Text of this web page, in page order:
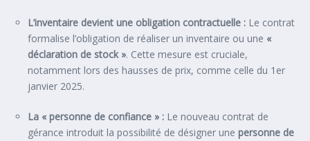
L’inventaire devient une obligation contractuelle : Le contrat
formalise l’obligation de réaliser un inventaire ou une «
déclaration de stock ». Cette mesure est cruciale,
notamment lors des hausses de prix, comme celle du 1er
janvier 2025.
La « personne de confiance » : Le nouveau contrat de
gérance introduit la possibilité de désigner une personne de